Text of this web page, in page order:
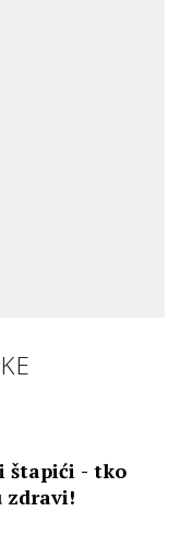
štapići - tko
zdravi!